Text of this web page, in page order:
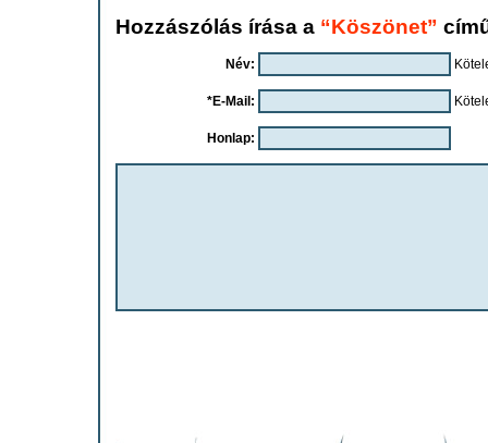
Hozzászólás írása a “Köszönet”
Név:
*E-Mail:
Honlap: